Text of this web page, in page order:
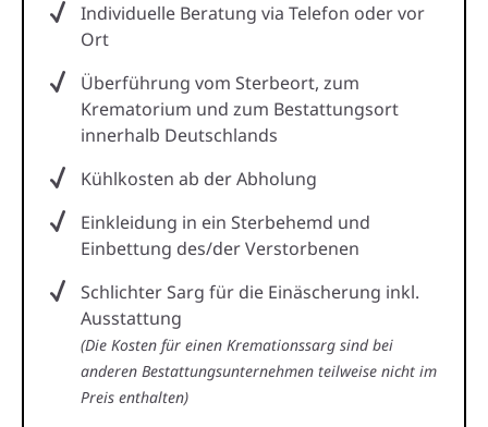
Individuelle Beratung via Telefon oder vor
Ort
Überführung vom Sterbeort, zum
Krematorium und zum Bestattungsort
innerhalb Deutschlands
Kühlkosten ab der Abholung
Einkleidung in ein Sterbehemd und
Einbettung des/der Verstorbenen
Schlichter Sarg für die Einäscherung inkl.
Ausstattung
(Die Kosten für einen Kremationssarg sind bei
anderen Bestattungsunternehmen teilweise nicht im
Preis enthalten)